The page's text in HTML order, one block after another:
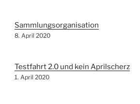
Sammlungsorganisation
8. April 2020
Testfahrt 2.0 und kein Aprilscherz
1. April 2020